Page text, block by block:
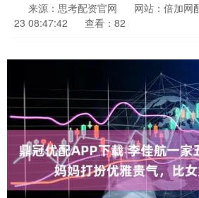
来源：思考配资官网 网站：倍加网
23 08:47:42
查看：82